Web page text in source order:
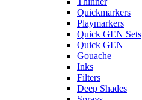
Quickmarkers
Playmarkers
Quick GEN Sets
Quick GEN
Gouache
Inks
Filters
Deep Shades